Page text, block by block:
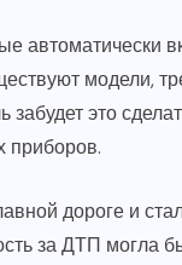
автоматически
модели,
забудет это
приборов.
дороге и
за ДТП могла